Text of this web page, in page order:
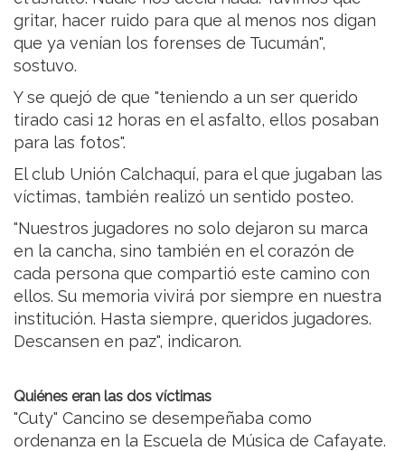
gritar, hacer ruido para que al menos nos digan
que ya venían los forenses de Tucumán",
sostuvo.
Y se quejó de que "teniendo a un ser querido
tirado casi 12 horas en el asfalto, ellos posaban
para las fotos".
El club Unión Calchaquí, para el que jugaban las
víctimas, también realizó un sentido posteo.
​"Nuestros jugadores no solo dejaron su marca
en la cancha, sino también en el corazón de
cada persona que compartió este camino con
ellos. Su memoria vivirá por siempre en nuestra
institución. Hasta siempre, queridos jugadores.
Descansen en paz", indicaron.
Quiénes eran las dos víctimas
"Cuty" Cancino se desempeñaba como
ordenanza en la Escuela de Música de Cafayate.